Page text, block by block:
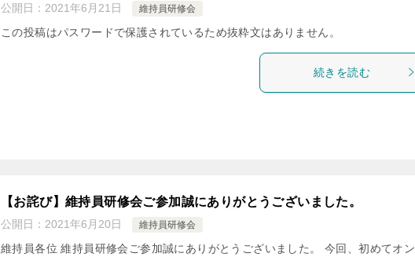
公開日： 2021年6月21日 維持員研修会
この投稿はパスワードで保護されているため抜粋文はありません。
続きを読む
【お詫び】維持員研修会ご参加誠にありがとうございました。
公開日： 2021年6月20日 維持員研修会
維持員各位 維持員研修会ご参加誠にありがとうございました。 今回、初めてオン